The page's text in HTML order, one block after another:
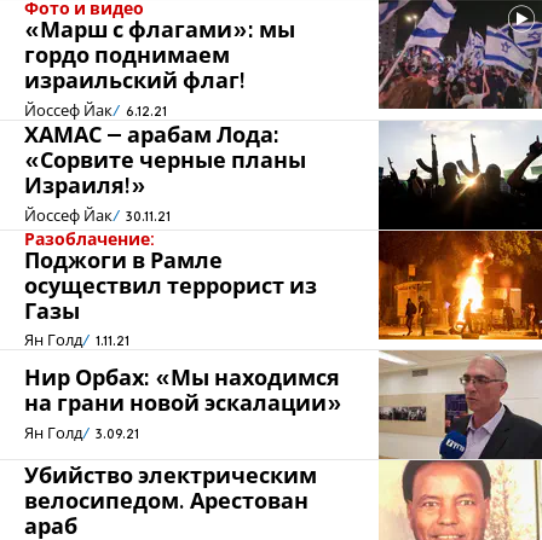
Фото и видео
«Марш с флагами»: мы
гордо поднимаем
израильский флаг!
Йоссеф Йак 6.12.21
ХАМАС – арабам Лода:
«Сорвите черные планы
Израиля!»
Йоссеф Йак 30.11.21
Разоблачение:
Поджоги в Рамле
осуществил террорист из
Газы
Ян Голд 1.11.21
Нир Орбах: «Мы находимся
на грани новой эскалации»
Ян Голд 3.09.21
Убийство электрическим
велосипедом. Арестован
араб